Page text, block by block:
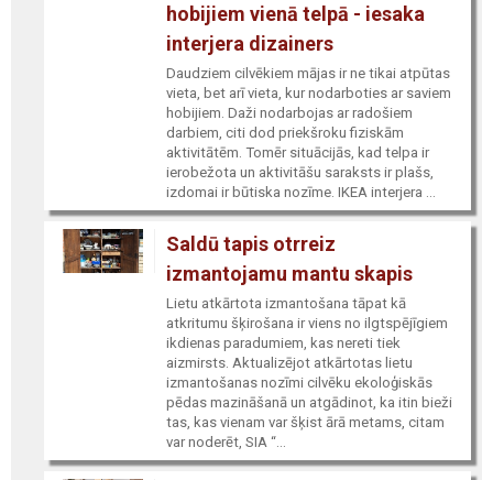
hobijiem vienā telpā - iesaka
interjera dizainers
Daudziem cilvēkiem mājas ir ne tikai atpūtas
vieta, bet arī vieta, kur nodarboties ar saviem
hobijiem. Daži nodarbojas ar radošiem
darbiem, citi dod priekšroku fiziskām
aktivitātēm. Tomēr situācijās, kad telpa ir
ierobežota un aktivitāšu saraksts ir plašs,
izdomai ir būtiska nozīme. IKEA interjera ...
Saldū tapis otrreiz
izmantojamu mantu skapis
Lietu atkārtota izmantošana tāpat kā
atkritumu šķirošana ir viens no ilgtspējīgiem
ikdienas paradumiem, kas nereti tiek
aizmirsts. Aktualizējot atkārtotas lietu
izmantošanas nozīmi cilvēku ekoloģiskās
pēdas mazināšanā un atgādinot, ka itin bieži
tas, kas vienam var šķist ārā metams, citam
var noderēt, SIA “...